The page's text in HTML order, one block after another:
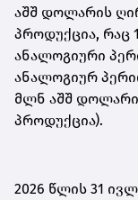
აშშ დოლარის
პროდუქცია, რაც
ანალოგიური
ანალოგიურ
მლნ აშშ
პროდუქცია).
2026 წლის 31